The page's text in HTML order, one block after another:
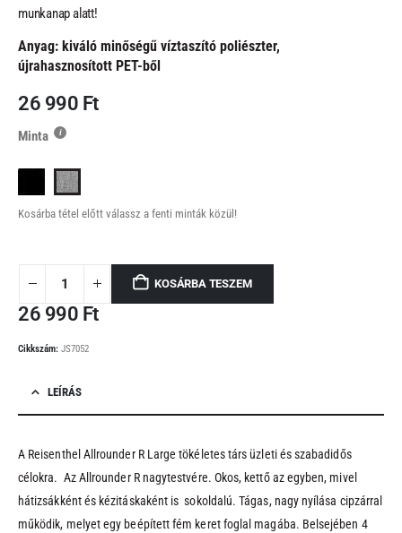
munkanap alatt!
Anyag: kiváló minőségű víztaszító poliészter,
újrahasznosított PET-ből
26 990 Ft
Minta
Kosárba tétel előtt válassz a fenti minták közül!
KOSÁRBA TESZEM
26 990 Ft
Cikkszám: JS7052
LEÍRÁS
A Reisenthel Allrounder R Large tökéletes társ üzleti és szabadidős
célokra. Az Allrounder R nagytestvére. Okos, kettő az egyben, mivel
hátizsákként és kézitáskaként is sokoldalú. Tágas, nagy nyílása cipzárral
működik, melyet egy beépített fém keret foglal magába. Belsejében 4